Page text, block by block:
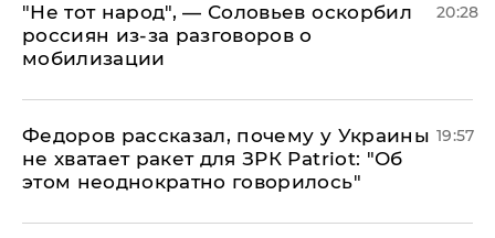
​"Не тот народ", — Соловьев оскорбил
россиян из-за разговоров о
мобилизации
20:28
Федоров рассказал, почему у Украины
не хватает ракет для ЗРК Patriot: "Об
этом неоднократно говорилось"
19:57